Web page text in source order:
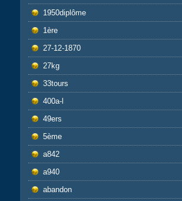
1950diplôme
1ère
27-12-1870
27kg
33tours
400a-l
49ers
5ème
a842
a940
abandon